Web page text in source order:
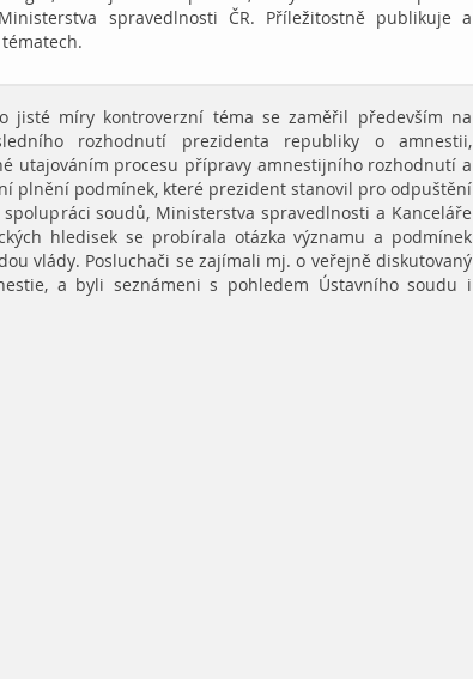
spravedlnosti ČR. Příležitostně publikuje a
jisté míry kontroverzní téma se zaměřil především na
rozhodnutí prezidenta republiky o amnestii,
utajováním procesu přípravy amnestijního rozhodnutí a
plnění podmínek, které prezident stanovil pro odpuštění
soudů, Ministerstva spravedlnosti a Kanceláře
hledisek se probírala otázka významu a podmínek
vlády. Posluchači se zajímali mj. o veřejně diskutovaný
a byli seznámeni s pohledem Ústavního soudu i